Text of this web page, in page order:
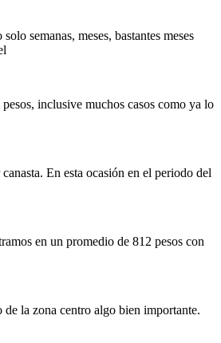
semanas, meses, bastantes meses
inclusive muchos casos como ya lo
En esta ocasión en el periodo del
en un promedio de 812 pesos con
de la zona centro algo bien importante.